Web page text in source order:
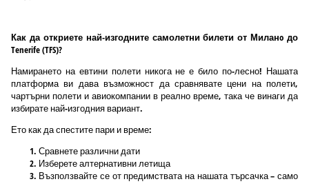
Как да откриете най-изгодните самолетни билети от Миланo до
Tenerife (TFS)?
Намирането на евтини полети никога не е било по-лесно! Нашата
платформа ви дава възможност да сравнявате цени на полети,
чартърни полети и авиокомпании в реално време, така че винаги да
избирате най-изгодния вариант.
Ето как да спестите пари и време:
Сравнете различни дати
Изберете алтернативни летища
Възползвайте се от предимствата на нашата търсачка – само